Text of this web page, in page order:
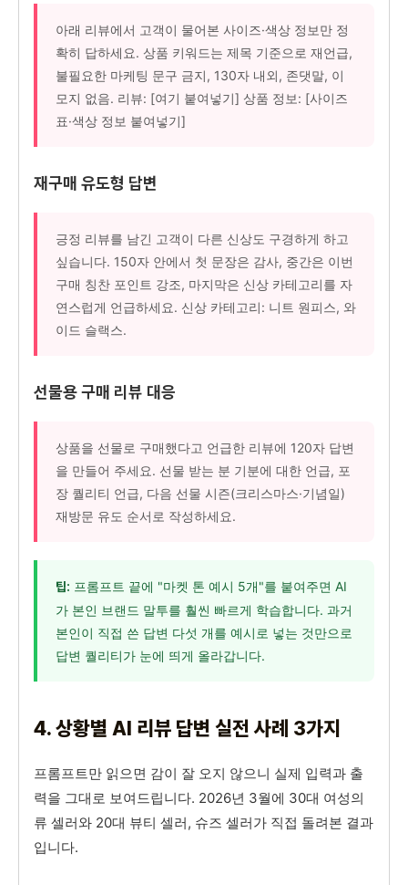
아래 리뷰에서 고객이 물어본 사이즈·색상 정보만 정
확히 답하세요. 상품 키워드는 제목 기준으로 재언급,
불필요한 마케팅 문구 금지, 130자 내외, 존댓말, 이
모지 없음. 리뷰: [여기 붙여넣기] 상품 정보: [사이즈
표·색상 정보 붙여넣기]
재구매 유도형 답변
긍정 리뷰를 남긴 고객이 다른 신상도 구경하게 하고
싶습니다. 150자 안에서 첫 문장은 감사, 중간은 이번
구매 칭찬 포인트 강조, 마지막은 신상 카테고리를 자
연스럽게 언급하세요. 신상 카테고리: 니트 원피스, 와
이드 슬랙스.
선물용 구매 리뷰 대응
상품을 선물로 구매했다고 언급한 리뷰에 120자 답변
을 만들어 주세요. 선물 받는 분 기분에 대한 언급, 포
장 퀄리티 언급, 다음 선물 시즌(크리스마스·기념일)
재방문 유도 순서로 작성하세요.
팁: 프롬프트 끝에 "마켓 톤 예시 5개"를 붙여주면 AI
가 본인 브랜드 말투를 훨씬 빠르게 학습합니다. 과거
본인이 직접 쓴 답변 다섯 개를 예시로 넣는 것만으로
답변 퀄리티가 눈에 띄게 올라갑니다.
4. 상황별 AI 리뷰 답변 실전 사례 3가지
프롬프트만 읽으면 감이 잘 오지 않으니 실제 입력과 출
력을 그대로 보여드립니다. 2026년 3월에 30대 여성의
류 셀러와 20대 뷰티 셀러, 슈즈 셀러가 직접 돌려본 결과
입니다.